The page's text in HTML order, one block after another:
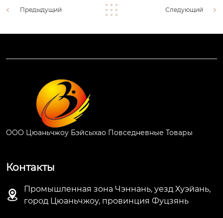
Предыдущий Следующий
ООО Цюаньчжоу Бэйсыхао Повседневные Товары
Контакты

Промышленная зона Чэннань, уезд Хуэйань,
город Цюаньчжоу, провинция Фуцзянь